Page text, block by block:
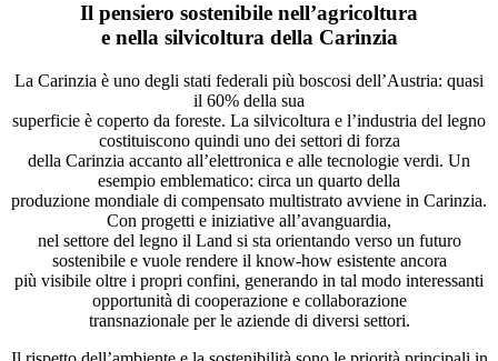
Il pensiero sostenibile nell’agricoltura
e nella silvicoltura della Carinzia
La Carinzia è uno degli stati federali più boscosi dell’Austria: quasi
il 60% della sua
superficie è coperto da foreste. La silvicoltura e l’industria del legno
costituiscono quindi uno dei settori di forza
della Carinzia accanto all’elettronica e alle tecnologie verdi. Un
esempio emblematico: circa un quarto della
produzione mondiale di compensato multistrato avviene in Carinzia.
Con progetti e iniziative all’avanguardia,
nel settore del legno il Land si sta orientando verso un futuro
sostenibile e vuole rendere il know-how esistente ancora
più visibile oltre i propri confini, generando in tal modo interessanti
opportunità di cooperazione e collaborazione
transnazionale per le aziende di diversi settori.